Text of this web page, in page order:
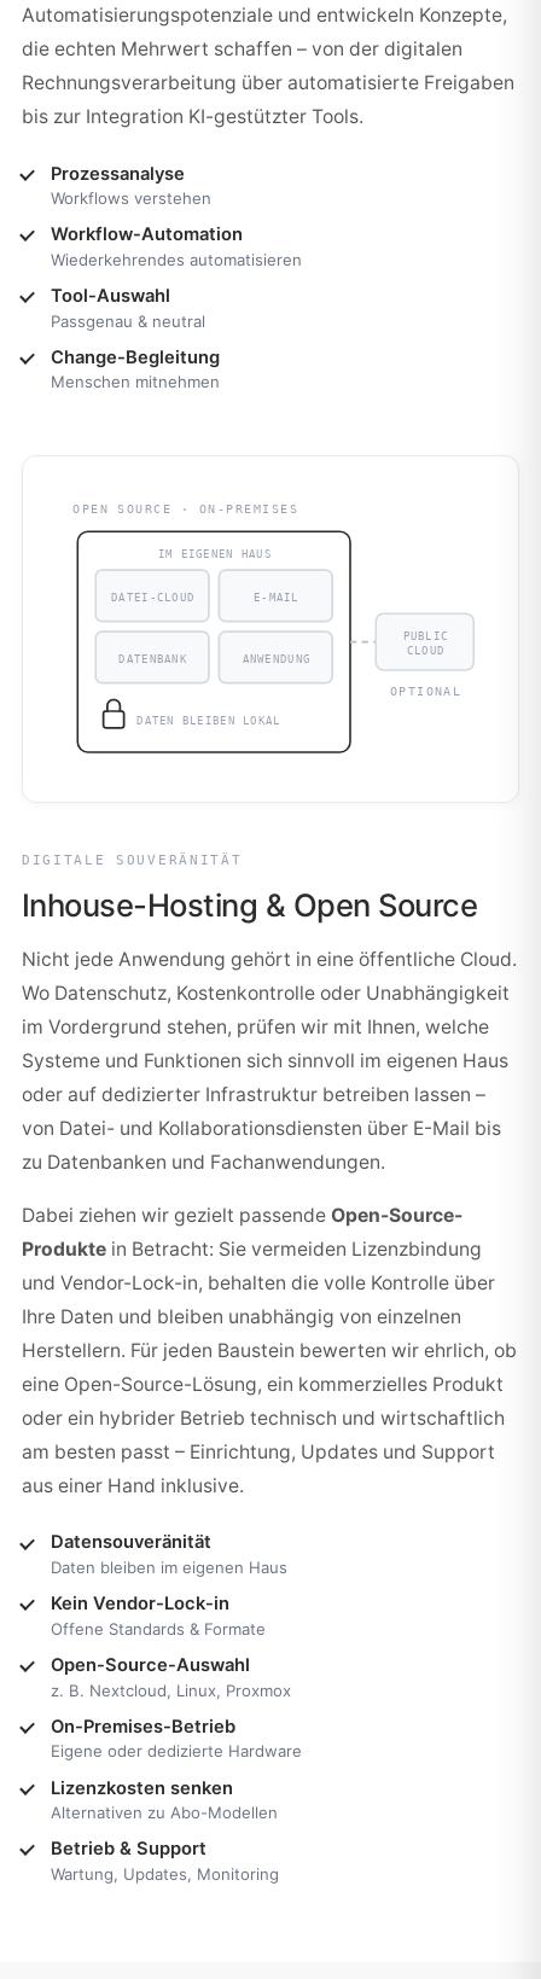
Automatisierungspotenziale und entwickeln Konzepte,
die echten Mehrwert schaffen – von der digitalen
Rechnungsverarbeitung über automatisierte Freigaben
bis zur Integration KI-gestützter Tools.
Prozessanalyse
Workflows verstehen
Workflow-Automation
Wiederkehrendes automatisieren
Tool-Auswahl
Passgenau & neutral
Change-Begleitung
Menschen mitnehmen
OPEN SOURCE · ON-PREMISES
IM EIGENEN HAUS
DATEI-CLOUD E-MAIL
DATENBANK ANWENDUNG
DATEN BLEIBEN LOKAL
PUBLIC
CLOUD
OPTIONAL
DIGITALE SOUVERÄNITÄT
Inhouse-Hosting & Open Source
Nicht jede Anwendung gehört in eine öffentliche Cloud.
Wo Datenschutz, Kostenkontrolle oder Unabhängigkeit
im Vordergrund stehen, prüfen wir mit Ihnen, welche
Systeme und Funktionen sich sinnvoll im eigenen Haus
oder auf dedizierter Infrastruktur betreiben lassen –
von Datei- und Kollaborationsdiensten über E-Mail bis
zu Datenbanken und Fachanwendungen.
Dabei ziehen wir gezielt passende Open-Source-
Produktein Betracht: Sie vermeiden Lizenzbindung
und Vendor-Lock-in, behalten die volle Kontrolle über
Ihre Daten und bleiben unabhängig von einzelnen
Herstellern. Für jeden Baustein bewerten wir ehrlich, ob
eine Open-Source-Lösung, ein kommerzielles Produkt
oder ein hybrider Betrieb technisch und wirtschaftlich
am besten passt – Einrichtung, Updates und Support
aus einer Hand inklusive.
Datensouveränität
Daten bleiben im eigenen Haus
Kein Vendor-Lock-in
Offene Standards & Formate
Open-Source-Auswahl
z. B. Nextcloud, Linux, Proxmox
On-Premises-Betrieb
Eigene oder dedizierte Hardware
Lizenzkosten senken
Alternativen zu Abo-Modellen
Betrieb & Support
Wartung, Updates, Monitoring